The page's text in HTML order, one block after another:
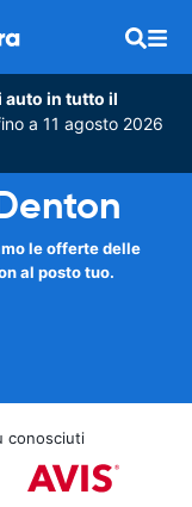
auto in tutto il
a 11 agosto 2026
le offerte delle
al posto tuo.
conosciuti